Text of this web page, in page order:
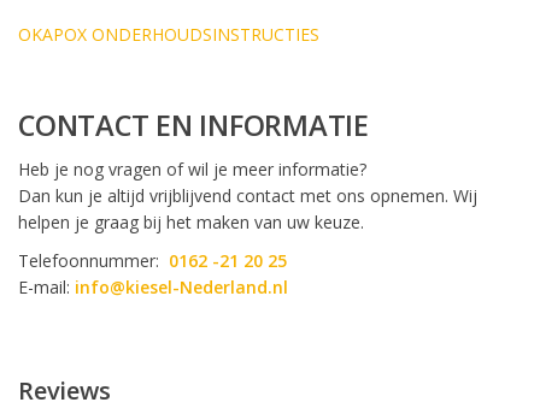
OKAPOX ONDERHOUDSINSTRUCTIES
CONTACT EN INFORMATIE
Heb je nog vragen of wil je meer informatie?
Dan kun je altijd vrijblijvend contact met ons opnemen. Wij
helpen je graag bij het maken van uw keuze.
Telefoonnummer: 0162 -21 20 25
E-mail: info@kiesel-Nederland.nl
Reviews